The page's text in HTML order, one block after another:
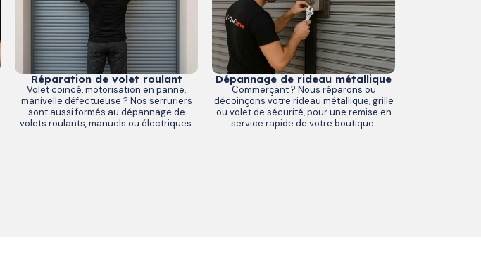
Réparation de volet roulant
Volet coincé, motorisation en panne,
manivelle défectueuse ? Nos serruriers
sont aussi formés au dépannage de
volets roulants, manuels ou électriques.
Dépannage de rideau métallique
Commerçant ? Nous réparons ou
décoinçons votre rideau métallique, grille
ou volet de sécurité, pour une remise en
service rapide de votre boutique.